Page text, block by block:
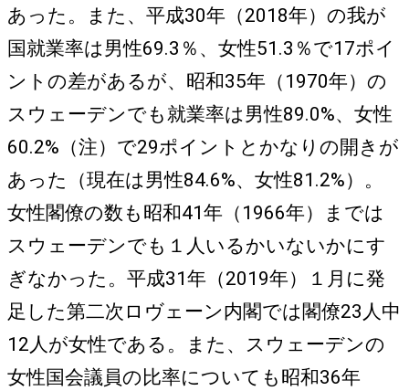
あった。また、平成30年（2018年）の我が
国就業率は男性69.3％、女性51.3％で17ポイ
ントの差があるが、昭和35年（1970年）の
スウェーデンでも就業率は男性89.0%、女性
60.2%（注）で29ポイントとかなりの開きが
あった（現在は男性84.6%、女性81.2%）。
女性閣僚の数も昭和41年（1966年）までは
スウェーデンでも１人いるかいないかにす
ぎなかった。平成31年（2019年）１月に発
足した第二次ロヴェーン内閣では閣僚23人中
12人が女性である。また、スウェーデンの
女性国会議員の比率についても昭和36年